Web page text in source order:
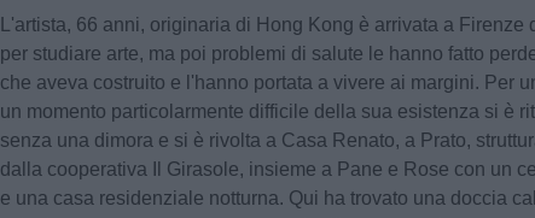
L'artista, 66 anni, originaria di Hong Kong è arrivata a Firenze
per studiare arte, ma poi problemi di salute le hanno fatto
che aveva costruito e l'hanno portata a vivere ai margini. Per
un momento particolarmente difficile della sua esistenza si è
senza una dimora e si è rivolta a Casa Renato, a Prato,
dalla cooperativa Il Girasole, insieme a Pane e Rose con un
e una casa residenziale notturna. Qui ha trovato una doccia